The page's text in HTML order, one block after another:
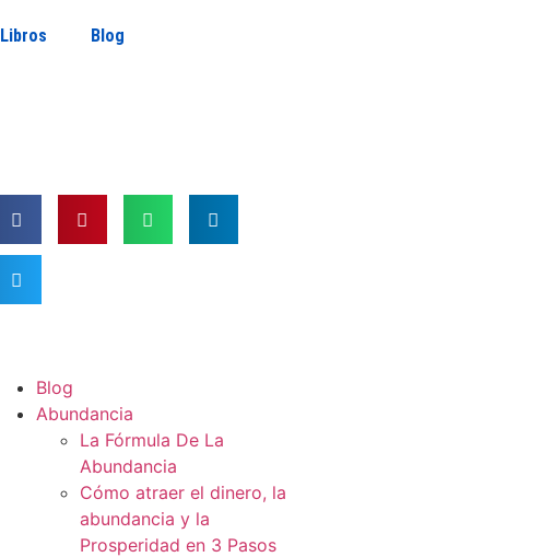
Libros Blog
Blog
Abundancia
La Fórmula De La
Abundancia
Cómo atraer el dinero, la
abundancia y la
Prosperidad en 3 Pasos